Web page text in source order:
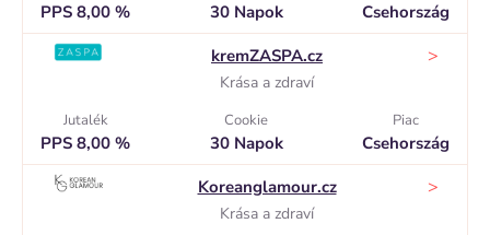
PPS 8,00 % 30 Napok
Csehország
kremZASPA.cz
Krása a zdraví
>
Jutalék
PPS 8,00 %
Cookie
30 Napok
Piac
Csehország
Koreanglamour.cz
Krása a zdraví
>